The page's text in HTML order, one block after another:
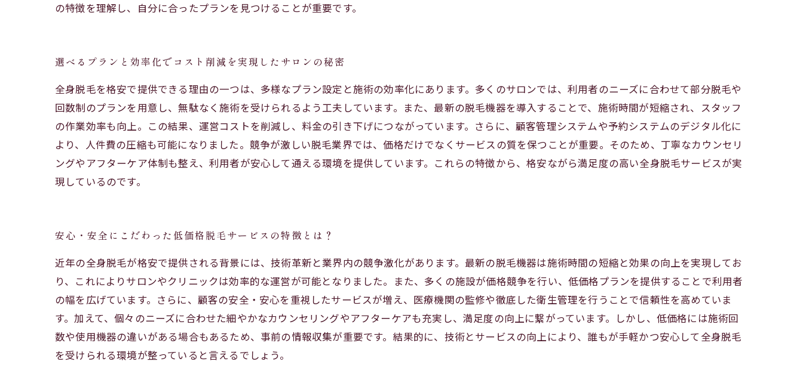
の特徴を理解し、自分に合ったプランを見つけることが重要です。
選べるプランと効率化でコスト削減を実現したサロンの秘密
全身脱毛を格安で提供できる理由の一つは、多様なプラン設定と施術の効率化にあります。多くのサロンでは、利用者のニーズに合わせて部分脱毛や
回数制のプランを用意し、無駄なく施術を受けられるよう工夫しています。また、最新の脱毛機器を導入することで、施術時間が短縮され、スタッフ
の作業効率も向上。この結果、運営コストを削減し、料金の引き下げにつながっています。さらに、顧客管理システムや予約システムのデジタル化に
より、人件費の圧縮も可能になりました。競争が激しい脱毛業界では、価格だけでなくサービスの質を保つことが重要。そのため、丁寧なカウンセリ
ングやアフターケア体制も整え、利用者が安心して通える環境を提供しています。これらの特徴から、格安ながら満足度の高い全身脱毛サービスが実
現しているのです。
安心・安全にこだわった低価格脱毛サービスの特徴とは？
近年の全身脱毛が格安で提供される背景には、技術革新と業界内の競争激化があります。最新の脱毛機器は施術時間の短縮と効果の向上を実現してお
り、これによりサロンやクリニックは効率的な運営が可能となりました。また、多くの施設が価格競争を行い、低価格プランを提供することで利用者
の幅を広げています。さらに、顧客の安全・安心を重視したサービスが増え、医療機関の監修や徹底した衛生管理を行うことで信頼性を高めていま
す。加えて、個々のニーズに合わせた細やかなカウンセリングやアフターケアも充実し、満足度の向上に繋がっています。しかし、低価格には施術回
数や使用機器の違いがある場合もあるため、事前の情報収集が重要です。結果的に、技術とサービスの向上により、誰もが手軽かつ安心して全身脱毛
を受けられる環境が整っていると言えるでしょう。